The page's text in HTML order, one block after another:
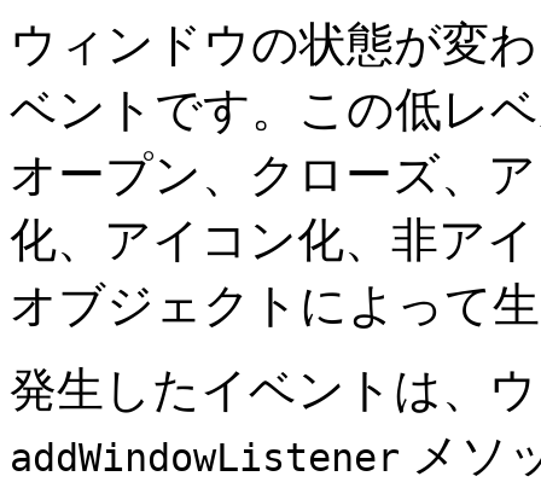
ウィンドウの状態が変
ベントです。この低レ
オープン、クローズ、
化、アイコン化、非ア
オブジェクトによって
発生したイベントは、
addWindowListener メソ